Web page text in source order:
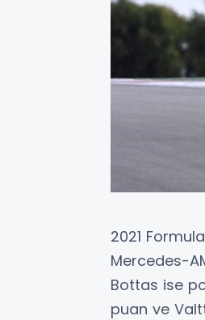
2021
Mercedes-
Bottas ise
puan ve